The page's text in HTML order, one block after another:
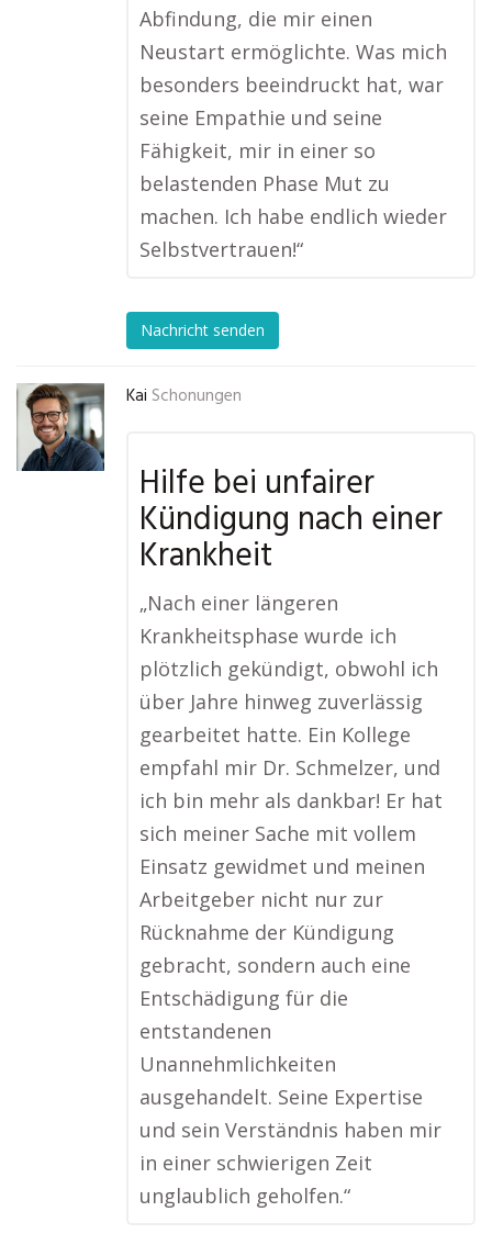
Abfindung, die mir einen
Neustart ermöglichte. Was mich
besonders beeindruckt hat, war
seine Empathie und seine
Fähigkeit, mir in einer so
belastenden Phase Mut zu
machen. Ich habe endlich wieder
Selbstvertrauen!“
Nachricht senden
Kai Schonungen
Hilfe bei unfairer
Kündigung nach einer
Krankheit
„Nach einer längeren
Krankheitsphase wurde ich
plötzlich gekündigt, obwohl ich
über Jahre hinweg zuverlässig
gearbeitet hatte. Ein Kollege
empfahl mir Dr. Schmelzer, und
ich bin mehr als dankbar! Er hat
sich meiner Sache mit vollem
Einsatz gewidmet und meinen
Arbeitgeber nicht nur zur
Rücknahme der Kündigung
gebracht, sondern auch eine
Entschädigung für die
entstandenen
Unannehmlichkeiten
ausgehandelt. Seine Expertise
und sein Verständnis haben mir
in einer schwierigen Zeit
unglaublich geholfen.“